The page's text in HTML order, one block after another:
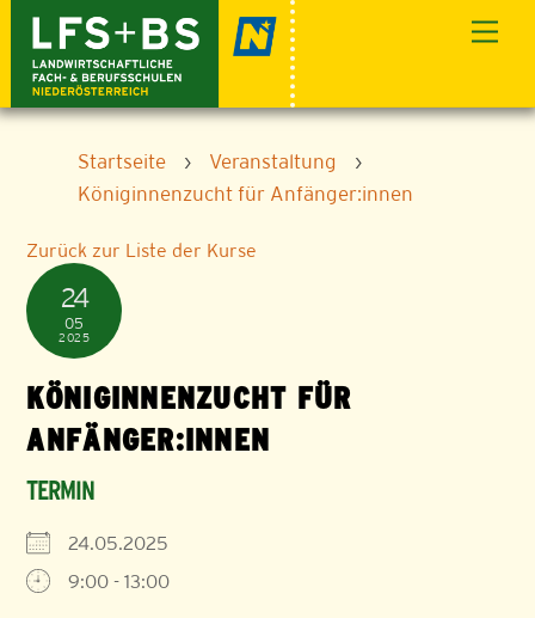
content
Startseite › Veranstaltung
›
Königinnenzucht für Anfänger:innen
Zurück zur Liste der Kurse
24
05
2025
KÖNIGINNENZUCHT FÜR
ANFÄNGER:INNEN
TERMIN
24.05.2025
9:00 - 13:00